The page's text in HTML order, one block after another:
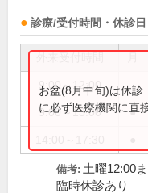
診療/受付時間・休診日
9:00～12:00
9:00～13:00 ●
お盆(8月中旬)は休診
に必ず医療機関に直
備考: 土曜12:00
臨時休診あり